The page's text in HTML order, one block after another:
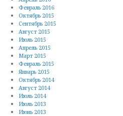
Февраль 2016
Октябрь 2015
Сентябрь 2015
Август 2015
Июль 2015
Апрель 2015
Март 2015
Февраль 2015
Январь 2015
Октябрь 2014
Август 2014
Июль 2014
Июль 2013
Июнь 2013